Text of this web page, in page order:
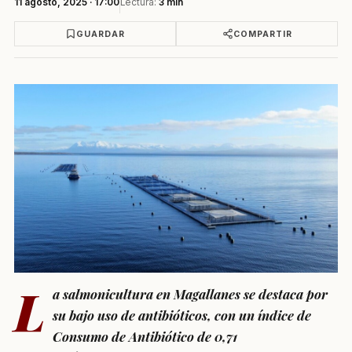
GUARDAR COMPARTIR
L a salmonicultura en Magallanes se destaca por
su bajo uso de antibióticos, con un índice de
Consumo de Antibiótico de 0,71